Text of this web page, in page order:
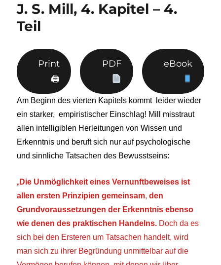
J. S. Mill, 4. Kapitel – 4.
Teil
Print
🖨
PDF eBook
Am Beginn des vierten Kapitels kommt leider wieder
ein starker, empiristischer Einschlag! Mill misstraut
allen intelligiblen Herleitungen von Wissen und
Erkenntnis und beruft sich nur auf psychologische
und sinnliche Tatsachen des Bewusstseins:
„Die Unmöglichkeit eines Vernunftbeweises ist
allen ersten Prinzipien gemeinsam,den
Grundvoraussetzungen der Erkenntnis ebenso
wie denen des praktischen Handelns. Doch da es
sich bei den Ersteren um Tatsachen handelt, wird
man sich zu ihrer Begründung unmittelbar auf die